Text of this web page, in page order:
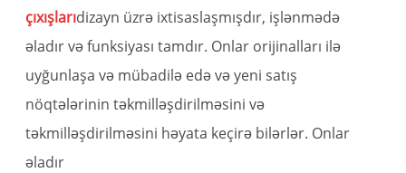
çıxışlarıdizayn üzrə ixtisaslaşmışdır, işlənmədə
əladır və funksiyası tamdır. Onlar orijinalları ilə
uyğunlaşa və mübadilə edə və yeni satış
nöqtələrinin təkmilləşdirilməsini və
təkmilləşdirilməsini həyata keçirə bilərlər. Onlar
əladır